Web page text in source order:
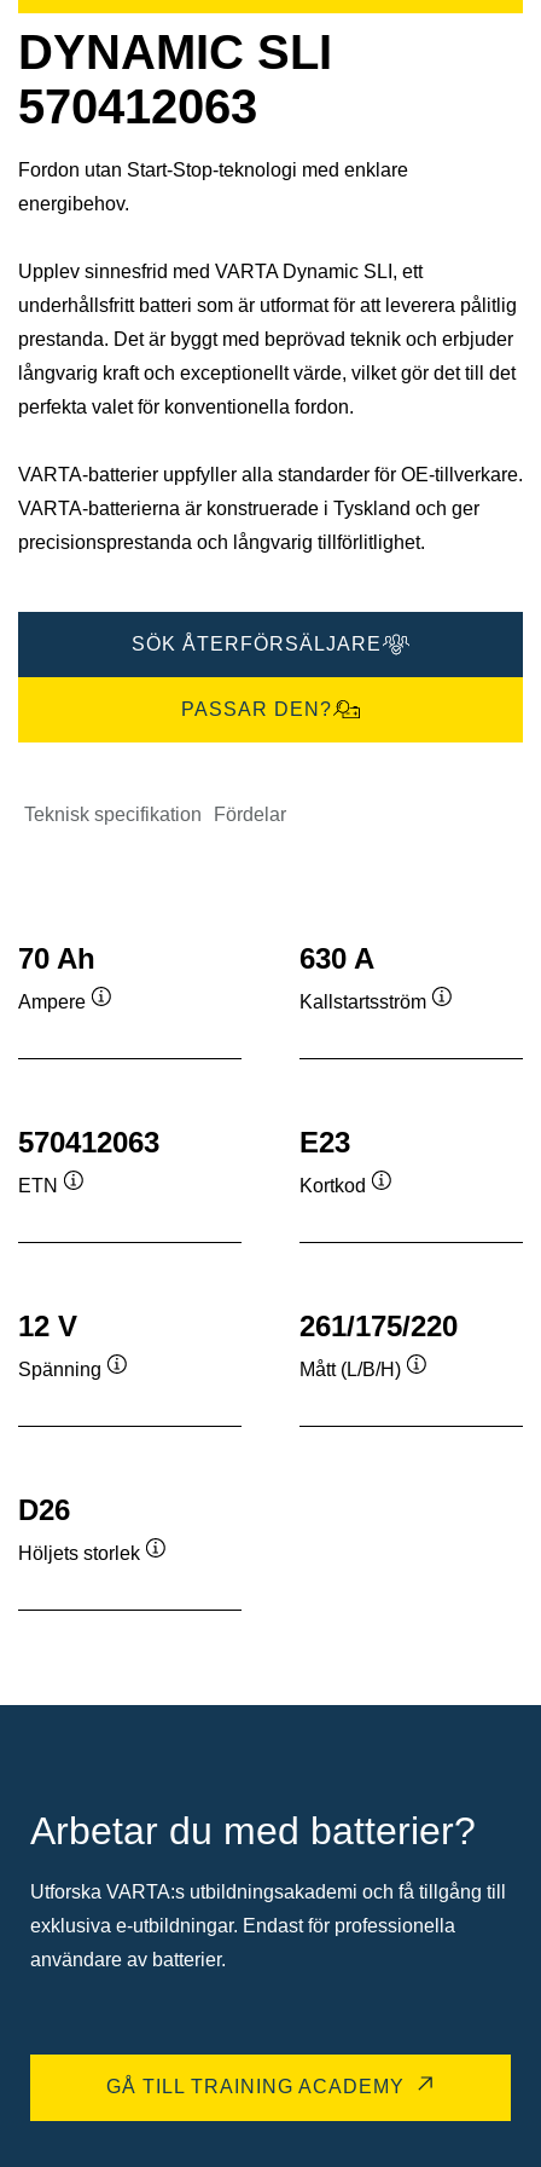
DYNAMIC SLI
570412063
Fordon utan Start-Stop-teknologi med enklare
energibehov.
Upplev sinnesfrid med VARTA Dynamic SLI, ett
underhållsfritt batteri som är utformat för att leverera pålitlig
prestanda. Det är byggt med beprövad teknik och erbjuder
långvarig kraft och exceptionellt värde, vilket gör det till det
perfekta valet för konventionella fordon.
VARTA-batterier uppfyller alla standarder för OE-tillverkare.
VARTA-batterierna är konstruerade i Tyskland och ger
precisionsprestanda och långvarig tillförlitlighet.
SÖK ÅTERFÖRSÄLJARE
PASSAR DEN?
Teknisk specifikation Fördelar
70 Ah
Ampere
630 A
Kallstartsström
570412063
ETN
E23
Kortkod
12 V
Spänning
261/175/220
Mått (L/B/H)
D26
Höljets storlek
Arbetar du med batterier?
Utforska VARTA:s utbildningsakademi och få tillgång till
exklusiva e-utbildningar. Endast för professionella
användare av batterier.
GÅ TILL TRAINING ACADEMY